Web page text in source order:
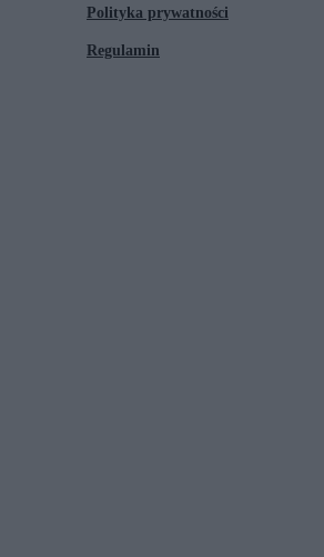
Polityka prywatności
Regulamin